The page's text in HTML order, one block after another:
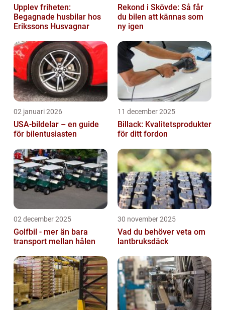
Upplev friheten:
Begagnade husbilar hos
Erikssons Husvagnar
Rekond i Skövde: Så får
du bilen att kännas som
ny igen
02 januari 2026
USA-bildelar – en guide
för bilentusiasten
11 december 2025
Billack: Kvalitetsprodukter
för ditt fordon
02 december 2025
Golfbil - mer än bara
transport mellan hålen
30 november 2025
Vad du behöver veta om
lantbruksdäck